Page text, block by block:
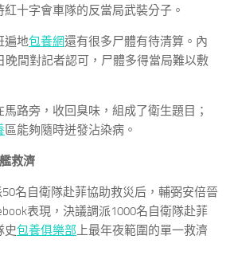
十字會車隊的反當局武裝分子。
遍地包養網還有很多尸體有待清算。內
晚間對記者認可，尸體多得當局難以敷
路旁，收回臭味，組成了衛生題目；
區能夠隨時迸發沾染病。
救濟
50名自衛隊赴菲協助救災后，輔弼安倍晉
表現，決議調派1000名自衛隊赴菲
史包養俱樂部 上最年夜範圍的單一救濟